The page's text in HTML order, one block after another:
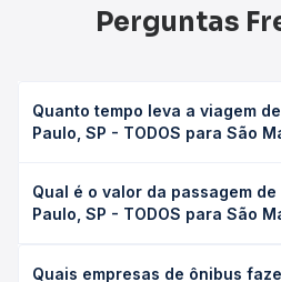
Perguntas
Quanto tempo leva a viagem
Paulo, SP - TODOS para São
Mateus, ES - TODOS leva em
variar conforme a viação, o tipo
Qual é o valor da passagem
Paulo, SP - TODOS para São
TODOS para São Mateus, ES -
Quais empresas de ônibus